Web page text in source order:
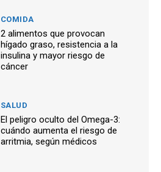
COMIDA
2 alimentos que provocan
hígado graso, resistencia a la
insulina y mayor riesgo de
cáncer
SALUD
El peligro oculto del Omega-3:
cuándo aumenta el riesgo de
arritmia, según médicos